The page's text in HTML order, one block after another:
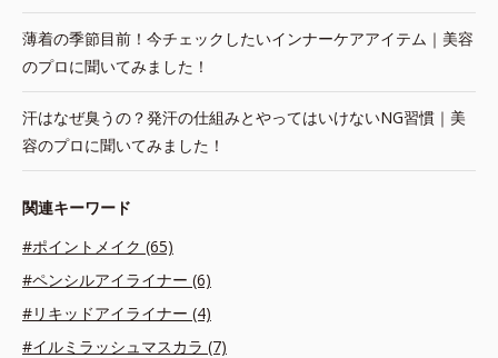
薄着の季節目前！今チェックしたいインナーケアアイテム｜美容
のプロに聞いてみました！
汗はなぜ臭うの？発汗の仕組みとやってはいけないNG習慣｜美
容のプロに聞いてみました！
関連キーワード
#ポイントメイク (65)
#ペンシルアイライナー (6)
#リキッドアイライナー (4)
#イルミラッシュマスカラ (7)